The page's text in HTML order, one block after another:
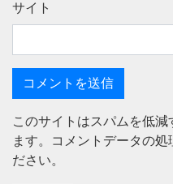
サイト
このサイトはスパムを低減
ます。
コメントデータの処
ださい。